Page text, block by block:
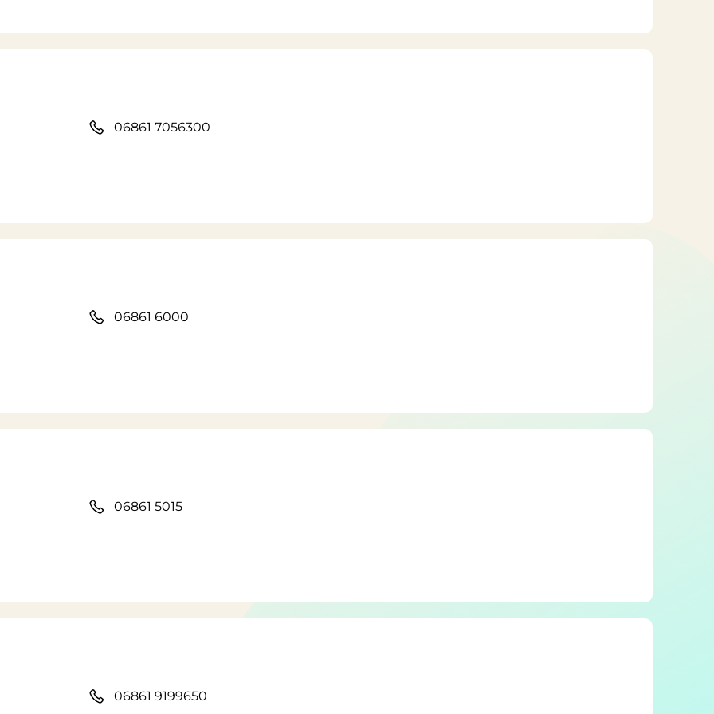
06861 7056300
06861 6000
06861 5015
06861 9199650